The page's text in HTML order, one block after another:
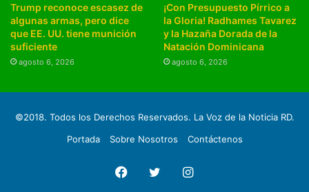
Trump reconoce escasez de
algunas armas, pero dice
que EE. UU. tiene munición
suficiente
agosto 6, 2026
¡Con Presupuesto Pírrico a
la Gloria! Radhames Tavarez
y la Hazaña Dorada de la
Natación Dominicana
agosto 6, 2026
©2018. Todos los Derechos Reservados. La Voz de la Noticia RD.
Portada
Sobre Nosotros Contáctenos
Facebook
TwitterInstagram